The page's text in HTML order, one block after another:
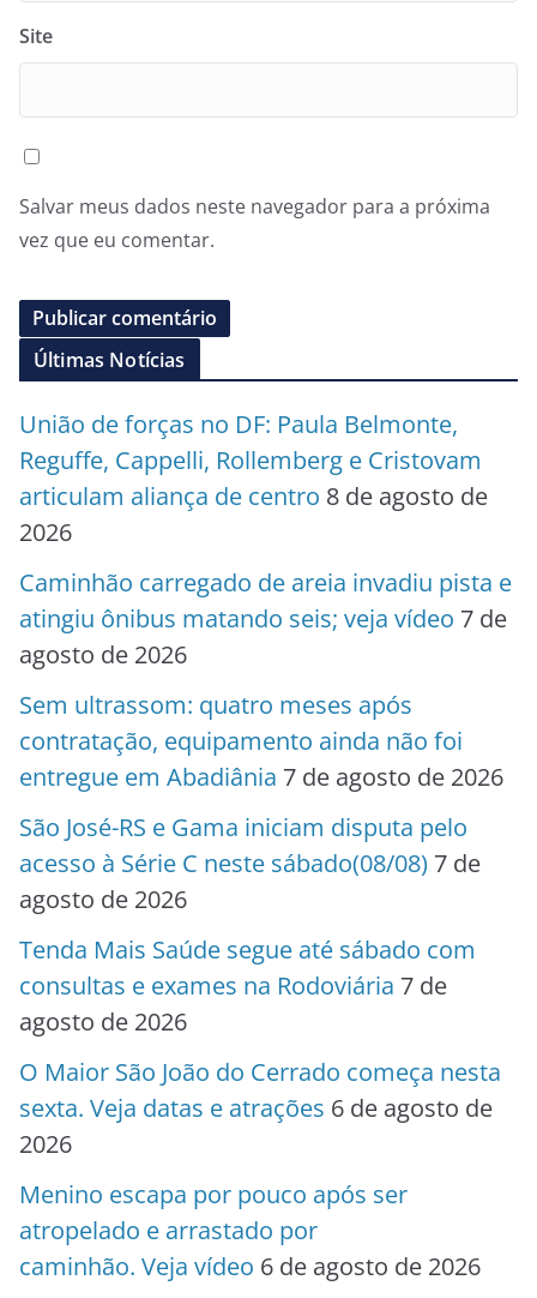
Site
Salvar meus dados neste navegador para a próxima
vez que eu comentar.
Últimas Notícias
União de forças no DF: Paula Belmonte,
Reguffe, Cappelli, Rollemberg e Cristovam
articulam aliança de centro 8 de agosto de
2026
Caminhão carregado de areia invadiu pista e
atingiu ônibus matando seis; veja vídeo 7 de
agosto de 2026
Sem ultrassom: quatro meses após
contratação, equipamento ainda não foi
entregue em Abadiânia 7 de agosto de 2026
São José-RS e Gama iniciam disputa pelo
acesso à Série C neste sábado(08/08) 7 de
agosto de 2026
Tenda Mais Saúde segue até sábado com
consultas e exames na Rodoviária 7 de
agosto de 2026
O Maior São João do Cerrado começa nesta
sexta. Veja datas e atrações 6 de agosto de
2026
Menino escapa por pouco após ser
atropelado e arrastado por
caminhão. Veja vídeo 6 de agosto de 2026